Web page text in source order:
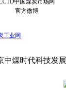
官方微博
工业网
中煤时代科技